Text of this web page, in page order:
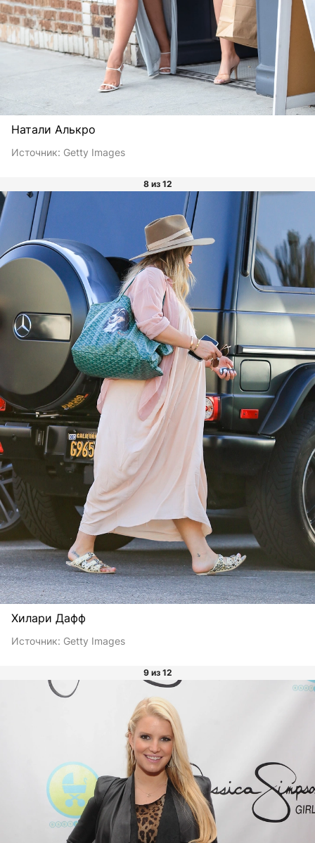
Натали Алькро
Источник: Getty Images
8 из 12
Хилари Дафф
Источник: Getty Images
9 из 12